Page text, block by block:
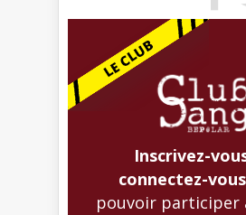
Inscrivez-
connectez-vous
pouvoir participer